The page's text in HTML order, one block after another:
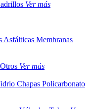
Ver más
Asfálticas Membranas
Otros Ver más
Chapas Policarbonato